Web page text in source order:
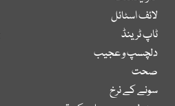
لائف اسٹائل
ٹاپ ٹرینڈ
دلچسپ و عجیب
صحت
سونے کے نرخ